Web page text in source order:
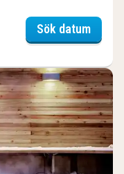
Sök datumAd